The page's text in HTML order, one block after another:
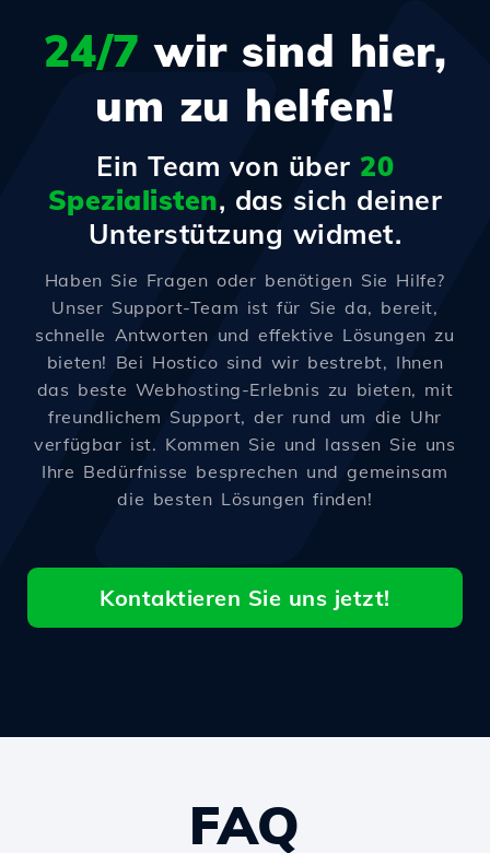
24/7 wir sind hier,
um zu helfen!
Ein Team von über 20
Spezialisten, das sich deiner
Unterstützung widmet.
Haben Sie Fragen oder benötigen Sie Hilfe?
Unser Support-Team ist für Sie da, bereit,
schnelle Antworten und effektive Lösungen zu
bieten! Bei Hostico sind wir bestrebt, Ihnen
das beste Webhosting-Erlebnis zu bieten, mit
freundlichem Support, der rund um die Uhr
verfügbar ist. Kommen Sie und lassen Sie uns
Ihre Bedürfnisse besprechen und gemeinsam
die besten Lösungen finden!
Kontaktieren Sie uns jetzt!
FAQ